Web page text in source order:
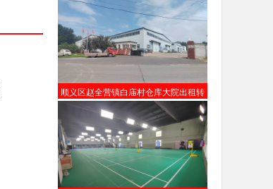
【出租】
顺义区赵全营镇白庙村仓库大院出租转